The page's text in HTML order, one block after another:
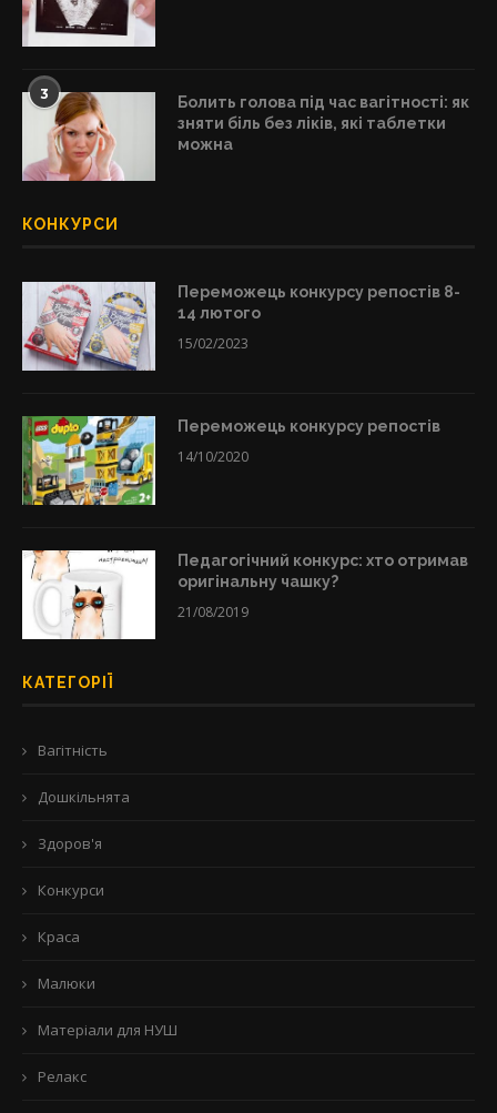
3
Болить голова під час вагітності: як
зняти біль без ліків, які таблетки
можна
КОНКУРСИ
Переможець конкурсу репостів 8-
14 лютого
15/02/2023
Переможець конкурсу репостів
14/10/2020
Педагогічний конкурс: хто отримав
оригінальну чашку?
21/08/2019
КАТЕГОРІЇ
Вагітність
Дошкільнята
Здоров'я
Конкурси
Краса
Малюки
Матеріали для НУШ
Релакс